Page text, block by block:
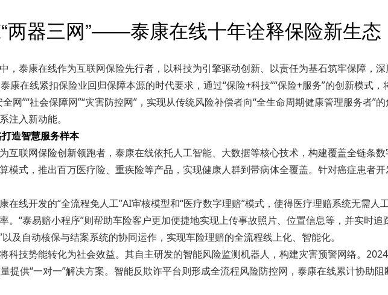
“两器三网”——泰康在线十年诠释保险新生态
，泰康在线作为互联网保险先行者，以科技为引擎驱动创新、以责任为基石筑牢保障，
康在线紧扣保险业回归保障本源的时代要求，通过“保险+科技”“保险+服务”的创新模式
网”“社会保障网”“灾害防控网”，实现从传统风险补偿者向“全生命周期健康管理服务者
注入新动能。
造智慧服务样本
互联网保险创新领跑者，泰康在线依托人工智能、大数据等核心技术，构建覆盖全链条数
模式，推出百万医疗险、重疾险等产品，实现健康人群到带病体全覆盖。针对癌症患者
在线开发的“全流程免人工”AI审核模型和“医疗数字理赔”模式，使得医疗理赔系统无需
。“泰易赔小程序”则帮助车险客户更加便捷地实现上传事故照片、位置信息等，并实时
及自动核保与结案系统的协同运作，实现车险理赔的全流程线上化、智能化。
科技势能转化为社会效益。其自主研发的智能风险监测机器人，构建灾害预警网络。
提供“一对一”解决方案。智能反欺诈平台则形成全流程风险防控网，泰康在线累计协助